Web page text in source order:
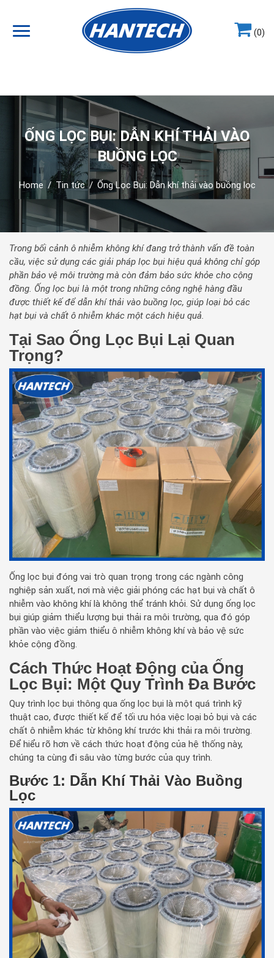
(0)
ỐNG LỌC BỤI: DẪN KHÍ THẢI VÀO
BUỒNG LỌC
Home / Tin tức / Ống Lọc Bụi: Dẫn khí thải vào buồng lọc
Trong bối cảnh ô nhiễm không khí đang trở thành vấn đề toàn
cầu, việc sử dụng các giải pháp lọc bụi hiệu quả không chỉ góp
phần bảo vệ môi trường mà còn đảm bảo sức khỏe cho cộng
đồng. Ống lọc bụi là một trong những công nghệ hàng đầu
được thiết kế để dẫn khí thải vào buồng lọc, giúp loại bỏ các
hạt bụi và chất ô nhiễm khác một cách hiệu quả.
Tại Sao Ống Lọc Bụi Lại Quan
Trọng?
Ống lọc bụi đóng vai trò quan trọng trong các ngành công
nghiệp sản xuất, nơi mà việc giải phóng các hạt bụi và chất ô
nhiễm vào không khí là không thể tránh khỏi. Sử dụng ống lọc
bụi giúp giảm thiểu lượng bụi thải ra môi trường, qua đó góp
phần vào việc giảm thiểu ô nhiễm không khí và bảo vệ sức
khỏe cộng đồng.
Cách Thức Hoạt Động của Ống
Lọc Bụi: Một Quy Trình Đa Bước
Quy trình lọc bụi thông qua ống lọc bụi là một quá trình kỹ
thuật cao, được thiết kế để tối ưu hóa việc loại bỏ bụi và các
chất ô nhiễm khác từ không khí trước khi thải ra môi trường.
Để hiểu rõ hơn về cách thức hoạt động của hệ thống này,
chúng ta cùng đi sâu vào từng bước của quy trình.
Bước 1: Dẫn Khí Thải Vào Buồng
Lọc